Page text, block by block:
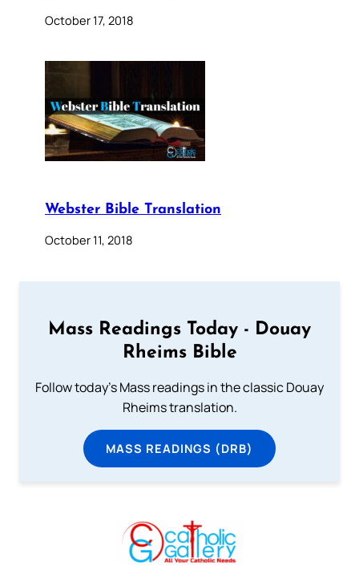
October 17, 2018
Webster Bible Translation
October 11, 2018
Mass Readings Today - Douay
Rheims Bible
Follow today's Mass readings in the classic Douay
Rheims translation.
MASS READINGS (DRB)